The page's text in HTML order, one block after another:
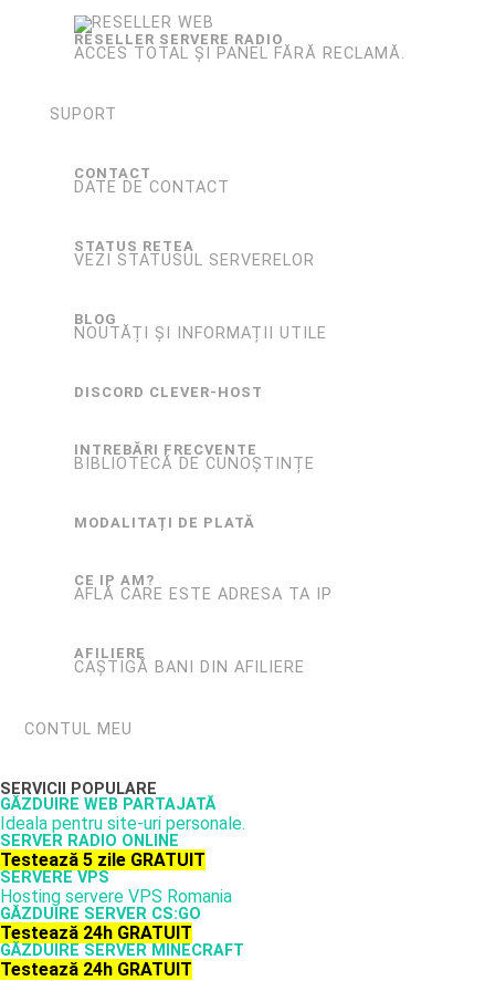
RESELLER SERVERE RADIO
ACCES TOTAL ȘI PANEL FĂRĂ RECLAMĂ.
SUPORT
CONTACT
DATE DE CONTACT
STATUS RETEA
VEZI STATUSUL SERVERELOR
BLOG
NOUTĂȚI ȘI INFORMAȚII UTILE
DISCORD CLEVER-HOST
INTREBĂRI FRECVENTE
BIBLIOTECĂ DE CUNOȘTINȚE
MODALITAȚI DE PLATĂ
CE IP AM?
AFLĂ CARE ESTE ADRESA TA IP
AFILIERE
CAȘTIGĂ BANI DIN AFILIERE
CONTUL MEU
SERVICII POPULARE
GĂZDUIRE WEB PARTAJATĂ
Ideala pentru site-uri personale.
SERVER RADIO ONLINE
Testează 5 zile GRATUIT
SERVERE VPS
Hosting servere VPS Romania
GĂZDUIRE SERVER CS:GO
Testează 24h GRATUIT
GĂZDUIRE SERVER MINECRAFT
Testează 24h GRATUIT